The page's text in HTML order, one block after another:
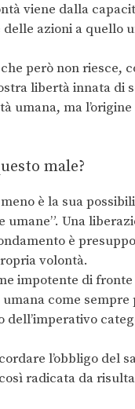
viene dalla
azioni a quello
però non riesce,
libertà innata di
umana, ma
male?
è la sua
Una
è
volontà.
impotente di
come
dell’imperativo
l’obbligo del
radicata da